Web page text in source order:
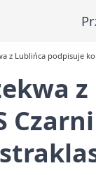
z Lublińca podpisuje